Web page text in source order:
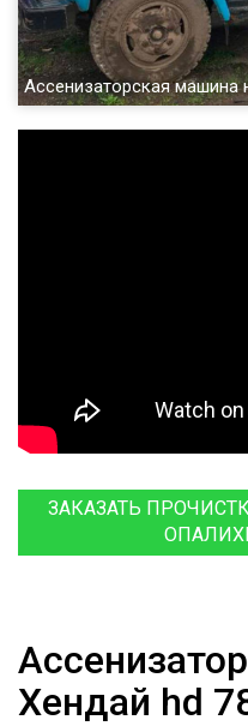
Ассенизаторская машина
ЗАКАЗАТЬ
Хендай hd